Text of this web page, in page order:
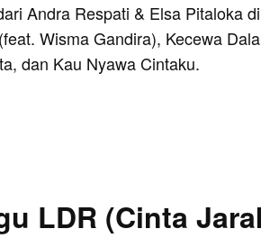
Andra Respati & Elsa Pitaloka
Wisma Gandira), Kecewa
dan Kau Nyawa Cintaku.
LDR (Cinta